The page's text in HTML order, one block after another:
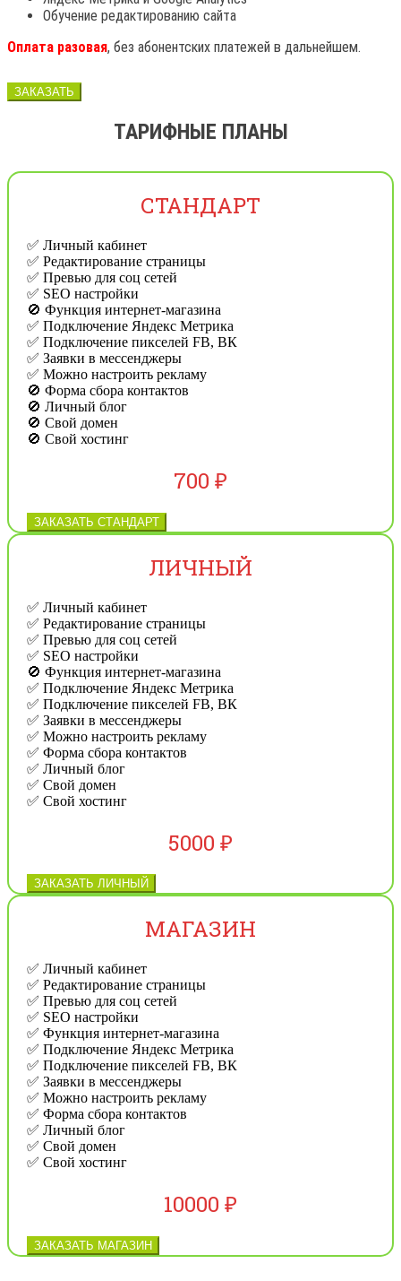
Обучение редактированию сайта
Оплата разовая, без абонентских платежей в дальнейшем.
ЗАКАЗАТЬ
ТАРИФНЫЕ ПЛАНЫ
СТАНДАРТ
✅ Личный кабинет
✅ Редактирование страницы
✅ Превью для соц сетей
✅ SEO настройки
🚫 Функция интернет-магазина
✅ Подключение Яндекс Метрика
✅ Подключение пикселей FB, ВК
✅ Заявки в мессенджеры
✅ Можно настроить рекламу
🚫 Форма сбора контактов
🚫 Личный блог
🚫 Свой домен
🚫 Свой хостинг
700 ₽
ЗАКАЗАТЬ СТАНДАРТ
ЛИЧНЫЙ
✅ Личный кабинет
✅ Редактирование страницы
✅ Превью для соц сетей
✅ SEO настройки
🚫 Функция интернет-магазина
✅ Подключение Яндекс Метрика
✅ Подключение пикселей FB, ВК
✅ Заявки в мессенджеры
✅ Можно настроить рекламу
✅ Форма сбора контактов
✅ Личный блог
✅ Свой домен
✅ Свой хостинг
5000 ₽
ЗАКАЗАТЬ ЛИЧНЫЙ
МАГАЗИН
✅ Личный кабинет
✅ Редактирование страницы
✅ Превью для соц сетей
✅ SEO настройки
✅ Функция интернет-магазина
✅ Подключение Яндекс Метрика
✅ Подключение пикселей FB, ВК
✅ Заявки в мессенджеры
✅ Можно настроить рекламу
✅ Форма сбора контактов
✅ Личный блог
✅ Свой домен
✅ Свой хостинг
10000 ₽
ЗАКАЗАТЬ МАГАЗИН